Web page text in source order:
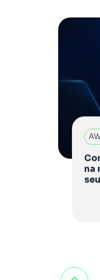
na